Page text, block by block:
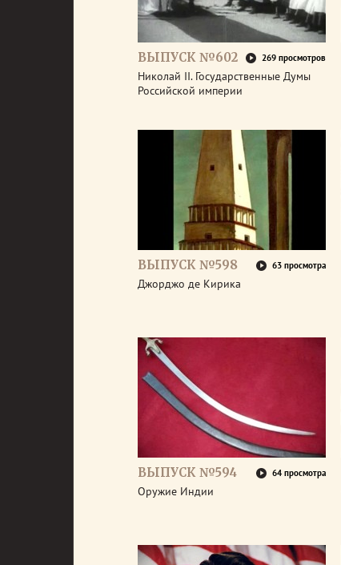
ВЫПУСК №602 269 просмотров
Николай II. Государственные Думы
Российской империи
ВЫПУСК №598 63 просмотра
Джорджо де Кирика
ВЫПУСК №594 64 просмотра
Оружие Индии